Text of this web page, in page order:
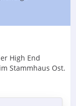
High End
im Stammhaus Ost.